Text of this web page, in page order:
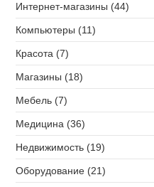
Интернет-магазины (44)
Компьютеры (11)
Красота (7)
Магазины (18)
Мебель (7)
Медицина (36)
Недвижимость (19)
Оборудование (21)